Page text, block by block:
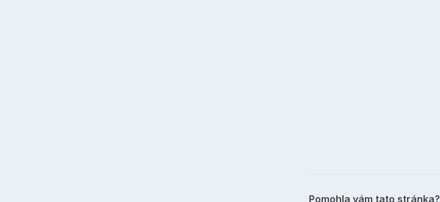
Pomohla vám tato stránka?